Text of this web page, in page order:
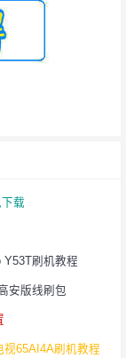
载
Y53T刷机教程
安版线刷包
视65AI4A刷机教程